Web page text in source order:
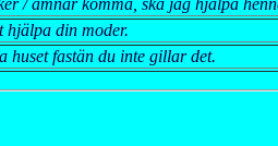
/ ämnar komma, ska jag hjälpa
din moder.
huset fastän du inte gillar det.